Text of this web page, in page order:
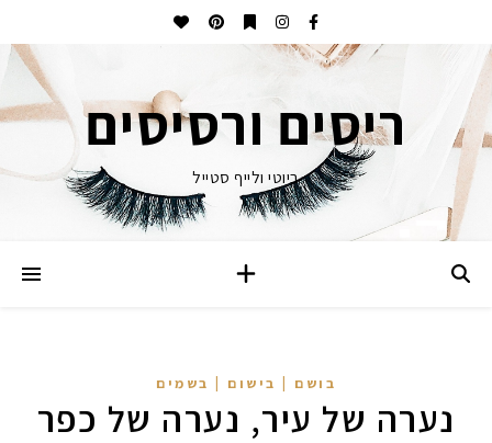
ריסים ורסיסים
ביוטי ולייף סטייל
בושם | בישום | בשמים
נערה של עיר, נערה של כפר